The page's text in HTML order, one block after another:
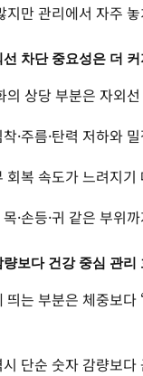
지만 관리에서 자주
차단 중요성은 더
의 상당 부분은 자외
·주름·탄력 저하와
회복 속도가 느려지
·손등·귀 같은 부위
보다 건강 중심 관리
띄는 부분은 체중보
단순 숫자 감량보